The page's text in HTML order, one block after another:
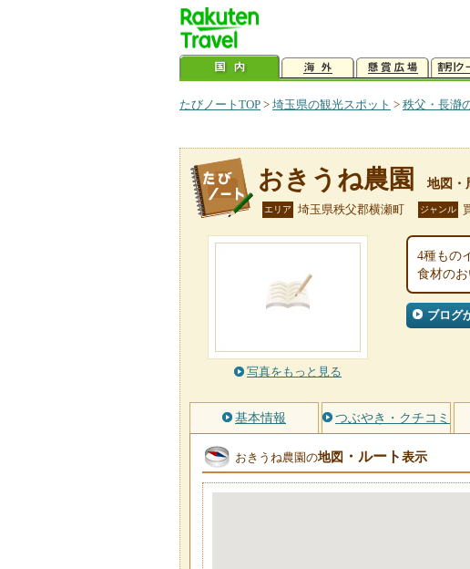
たびノートTOP > 埼玉県の観光スポット > 秩父・長瀞
おきうね農園 地図・
エリア 埼玉県秩父郡横瀬町 ジャンル
写真をもっと見る
4種もの
食材のお
ブログ
基本情報 つぶやき・クチコミ
おきうね農園の地図 ・ルート表示